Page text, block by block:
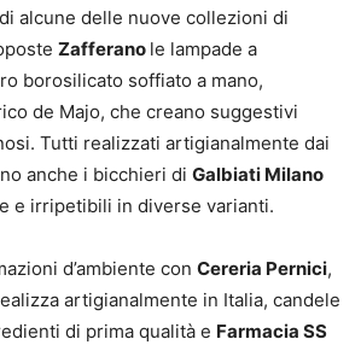
alcune delle nuove collezioni di
Zafferano le lampade a
borosilicato soffiato a mano,
de Majo, che creano suggestivi
Tutti realizzati artigianalmente dai
anche i bicchieri di Galbiati Milano
e irripetibili in diverse varianti.
d’ambiente con Cereria Pernici,
artigianalmente in Italia, candele
di prima qualità e Farmacia SS